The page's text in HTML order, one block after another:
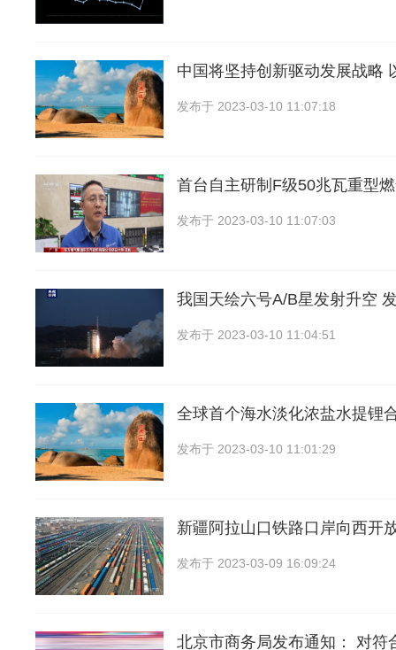
中国将坚持创新驱动发展战略
发布于 2023-03-10 11:07:18
首台自主研制F级50兆瓦重型
发布于 2023-03-10 11:07:03
我国天绘六号A/B星发射升空
发布于 2023-03-10 11:04:51
全球首个海水淡化浓盐水提锂
发布于 2023-03-10 11:01:29
新疆阿拉山口铁路口岸向西开
发布于 2023-03-09 16:09:24
北京市商务局发布通知： 对符